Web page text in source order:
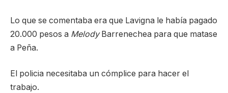
Lo que se comentaba era que Lavigna le había pagado
20.000 pesos a MelodyBarrenechea para que matase
a Peña.
El policia necesitaba un cómplice para hacer el
trabajo.